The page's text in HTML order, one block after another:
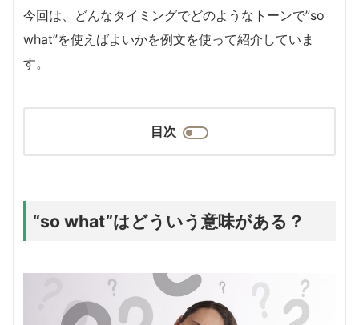
今回は、どんなタイミングでどのようなトーンで”so
what”を使えばよいかを例文を使って紹介していま
す。
目次
“so what”はどういう意味がある？